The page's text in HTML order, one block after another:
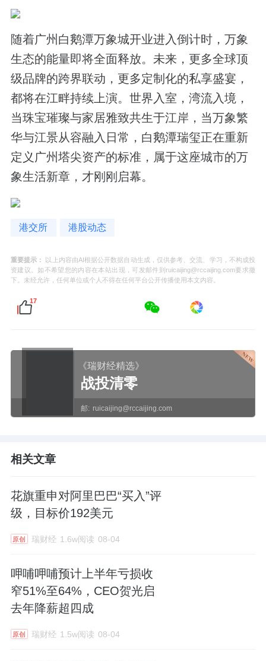
随着广州白鹅潭万象城开业进入倒计时，万象
生态的能量即将全面释放。未来，更多全球顶
级品牌的跨界联动，更多定制化的私享盛宴，
都将在江畔持续上演。世界入室，湾流入境，
当珠宝璀璨与家居雅致共生于江岸，当万象繁
华与江景从容融入日常，白鹅潭瑞玺正在重新
定义广州塔尖资产的标准，属于这座城市的万
象生活新章，才刚刚启幕。
港交所 港股动态
重要提示：
以上内容由AI根据公开数据自动生成，仅供参考、交流、学习，不构成投
资建议。如不希望您的内容在本站出现，可发邮件到ruicaijing@rccaijing.com要求撤
下。未经允许，任何单位或个人不得在任何平台公开传播使用本文内容。
17
《瑞财经精选》
战投清零
邮: ruicaijing@rccaijing.com
相关文章
花旗重申对阿里巴巴“买入”评
级，目标价192美元
原创 瑞财经 1.6w阅读 08-04
呷哺呷哺预计上半年亏损收
窄51%至64%，CEO贺光启
去年降薪超四成
原创 瑞财经 1.5w阅读 08-04